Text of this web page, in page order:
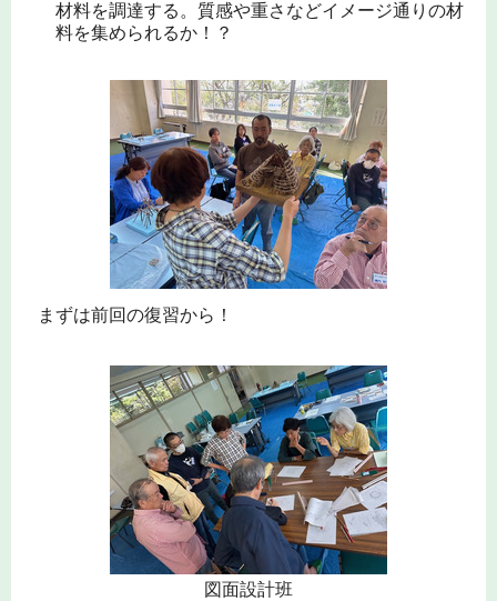
材料を調達する。質感や重さなどイメージ通りの材
料を集められるか！？
まずは前回の復習から！
図面設計班